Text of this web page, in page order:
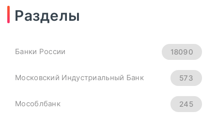
Рубль Теряет Высоту.
Юаня На 4 Сентября -
Разделы
Банки России 18090
Московский Индустриальный Банк 573
Мособлбанк 245